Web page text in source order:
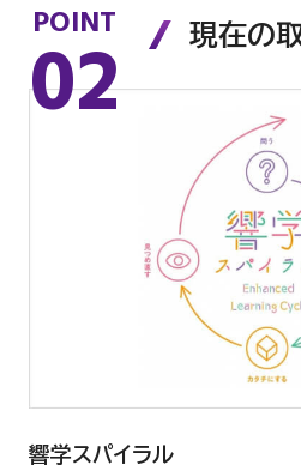
POINT
02 現在の
響学スパイラル